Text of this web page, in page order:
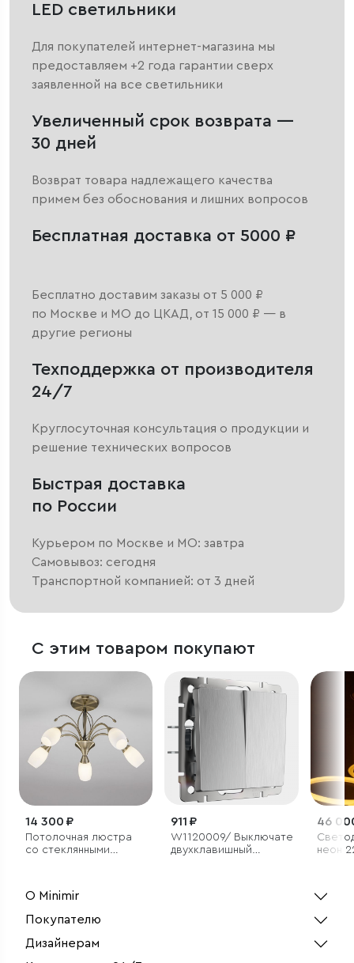
LED светильники
Для покупателей интернет-магазина мы
предоставляем +2 года гарантии сверх
заявленной на все светильники
Увеличенный срок возврата —
30 дней
Возврат товара надлежащего качества
примем без обоснования и лишних вопросов
Бесплатная доставка от 5000 ₽
Бесплатно доставим заказы от 5 000 ₽
по Москве и МО до ЦКАД, от 15 000 ₽ — в
другие регионы
Техподдержка от производителя
24/7
Круглосуточная консультация о продукции и
решение технических вопросов
Быстрая доставка
по России
Курьером по Москве и МО: завтра
Самовывоз: сегодня
Транспортной компанией: от 3 дней
С этим товаром покупают
14 300 ₽
Потолочная люстра
со стеклянными
911 ₽
W1120009/ Выключатель
двухклавишный
46
неон
О Minimir
Покупателю
Дизайнерам